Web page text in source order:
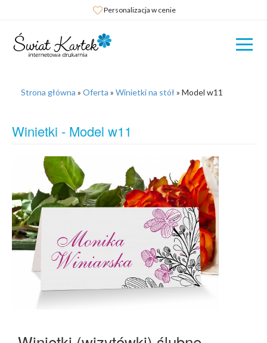
Personalizacja w cenie
Strona główna » Oferta » Winietki na stół » Model w11
Winietki - Model w11